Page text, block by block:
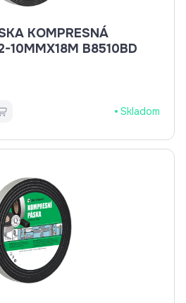
KOMPRESNÁ
10MMX18M B8510BD
Skladom